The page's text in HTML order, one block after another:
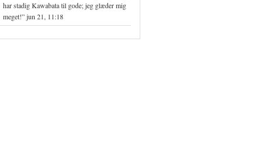
har stadig Kawabata til gode; jeg glæder mig
meget!”jun 21, 11:18